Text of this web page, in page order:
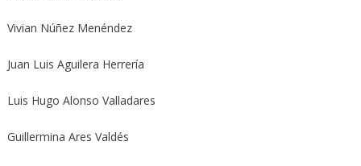
Vivian Núñez Menéndez
Juan Luis Aguilera Herrería
Luis Hugo Alonso Valladares
Guillermina Ares Valdés